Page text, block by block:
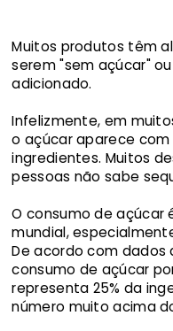
Muitos produtos têm
serem "sem açúcar"
adicionado.
Infelizmente, em
o açúcar aparece
ingredientes. Muitos
pessoas não sabe
O consumo de açúcar
mundial,
De acordo com dados
consumo de açúcar
representa 25% da
número muito acima